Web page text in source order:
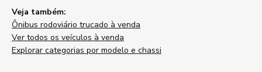
Veja também:
Ônibus rodoviário trucado à venda
Ver todos os veículos à venda
Explorar categorias por modelo e chassi